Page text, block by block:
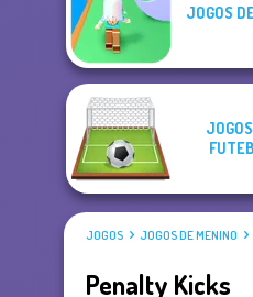
JOGOS
JOGOS JOGOS DE MENINO
Penalty Kicks